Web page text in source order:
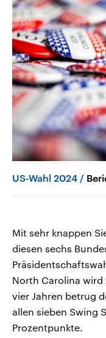
US-Wahl 2024
Mit sehr knappen
diesen sechs
North Carolina wird
vier Jahren betrug
allen sieben Swing
Prozentpunkte.